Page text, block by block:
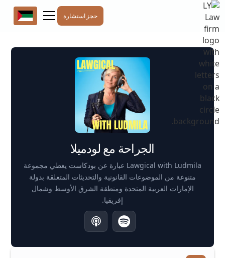
حجز استشارة
الجراحة مع لودميلا
Lawgical with Ludmila عبارة عن بودكاست يغطي مجموعة
متنوعة من الموضوعات القانونية والتحديثات المتعلقة بدولة
الإمارات العربية المتحدة ومنطقة الشرق الأوسط وشمال
إفريقيا.